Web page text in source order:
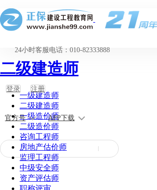
24小时客服电话：010-82333888
登录 注册
官方号 APP下载
二级建造师
一级建造师
二级建造师
一级造价师
二级造价师
咨询工程师
房地产估价师
监理工程师
中级安全师
资产评估师
职称评审